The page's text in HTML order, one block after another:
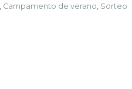
Campamento de verano Sorteo